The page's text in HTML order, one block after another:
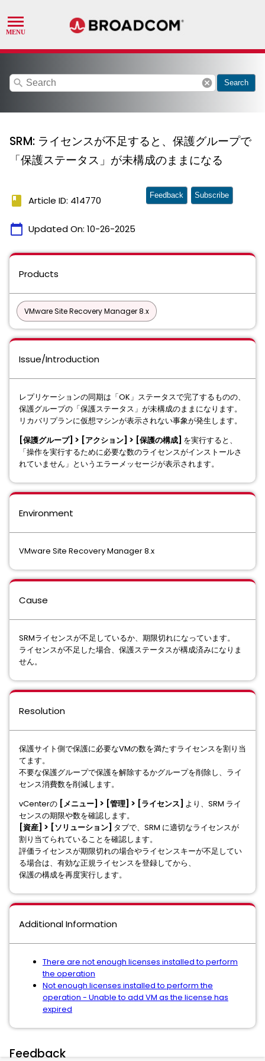
search cancel Search
SRM: ライセンスが不足すると、保護グループで
「保護ステータス」が未構成のままになる
book Article ID: 414770
calendar_today Updated On: 10-26-2025
Feedback Subscribe
Products
VMware Site Recovery Manager 8.x
Issue/Introduction
レプリケーションの同期は「OK」ステータスで完了するものの、
保護グループの「保護ステータス」が未構成のままになります。
リカバリプランに仮想マシンが表示されない事象が発生します。
[保護グループ] > [アクション] > [保護の構成] を実行すると、
「操作を実行するために必要な数のライセンスがインストールさ
れていません」というエラーメッセージが表示されます。
Environment
VMware Site Recovery Manager 8.x
Cause
SRMライセンスが不足しているか、期限切れになっています。
ライセンスが不足した場合、保護ステータスが構成済みになりま
せん。
Resolution
保護サイト側で保護に必要なVMの数を満たすライセンスを割り当
てます。
不要な保護グループで保護を解除するかグループを削除し、ライ
センス消費数を削減します。
vCenterの [メニュー] > [管理] > [ライセンス] より、SRM ライ
センスの期限や数を確認します。
[資産] > [ソリューション] タブで、SRM に適切なライセンスが
割り当てられていることを確認します。
評価ライセンスが期限切れの場合やライセンスキーが不足してい
る場合は、有効な正規ライセンスを登録してから、
保護の構成を再度実行します。
Additional Information
There are not enough licenses installed to perform
the operation
Not enough licenses installed to perform the
operation - Unable to add VM as the license has
expired
Feedback